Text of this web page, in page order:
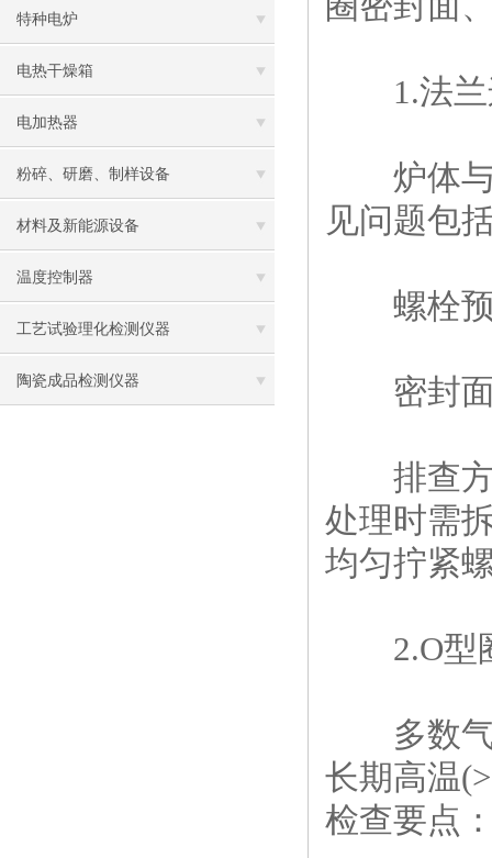
特种电炉
电热干燥箱
电加热器
粉碎、研磨、制样设备
材料及新能源设备
温度控制器
工艺试验理化检测仪器
陶瓷成品检测仪器
1.法兰
炉体与
见问题包
螺栓预
密封面
排查方
处理时需
均匀拧紧
2.O型
多数气
长期高温
检查要点